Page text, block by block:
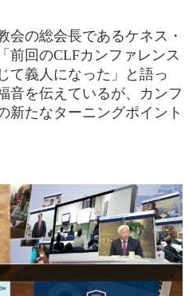
会の総会長であるケネス・
前回のCLFカンファレンス
て義人になった」と語っ
音を伝えているが、カンフ
新たなターニングポイント